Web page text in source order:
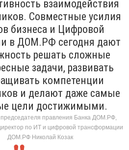
взаимодействия
Совместные усилия
бизнеса и Цифровой
в ДОМ.РФ сегодня дают
решать сложные
задачи, развивать
компетенции
и делают даже самые
цели достижимыми.
председателя правления Банка ДОМ.РФ,
по ИТ и цифровой трансформации
ДОМ.РФ Николай Козак